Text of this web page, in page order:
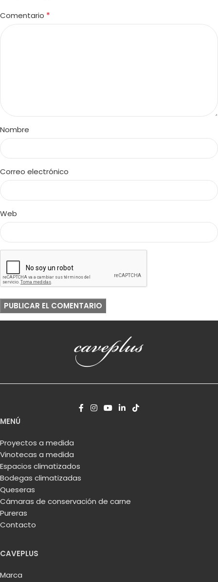
Comentario *
Nombre
Correo electrónico
Web
MENÚ
Proyectos a medida
Vinotecas a medida
Espacios climatizados
Bodegas climatizadas
Queseras
Cámaras de conservación de carne
Pureras
Contacto
CAVEPLUS
Marca